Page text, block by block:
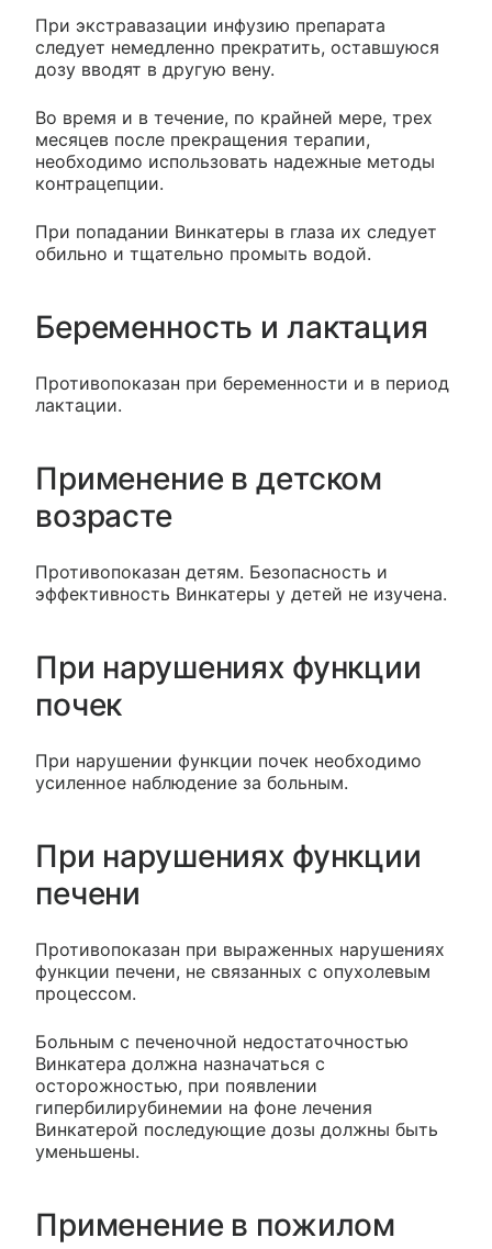
При экстравазации инфузию препарата
следует немедленно прекратить, оставшуюся
дозу вводят в другую вену.
Во время и в течение, по крайней мере, трех
месяцев после прекращения терапии,
необходимо использовать надежные методы
контрацепции.
При попадании Винкатеры в глаза их следует
обильно и тщательно промыть водой.
Беременность и лактация
Противопоказан при беременности и в период
лактации.
Применение в детском
возрасте
Противопоказан детям. Безопасность и
эффективность Винкатеры у детей не изучена.
При нарушениях функции
почек
При нарушении функции почек необходимо
усиленное наблюдение за больным.
При нарушениях функции
печени
Противопоказан при выраженных нарушениях
функции печени, не связанных с опухолевым
процессом.
Больным с печеночной недостаточностью
Винкатера должна назначаться с
осторожностью, при появлении
гипербилирубинемии на фоне лечения
Винкатерой последующие дозы должны быть
уменьшены.
Применение в пожилом